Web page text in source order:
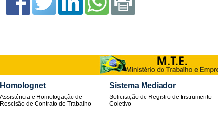
Homolognet
Assistência e Homologação de
Rescisão de Contrato de Trabalho
Sistema Mediador
Solicitação de Registro de Instrumento
Coletivo